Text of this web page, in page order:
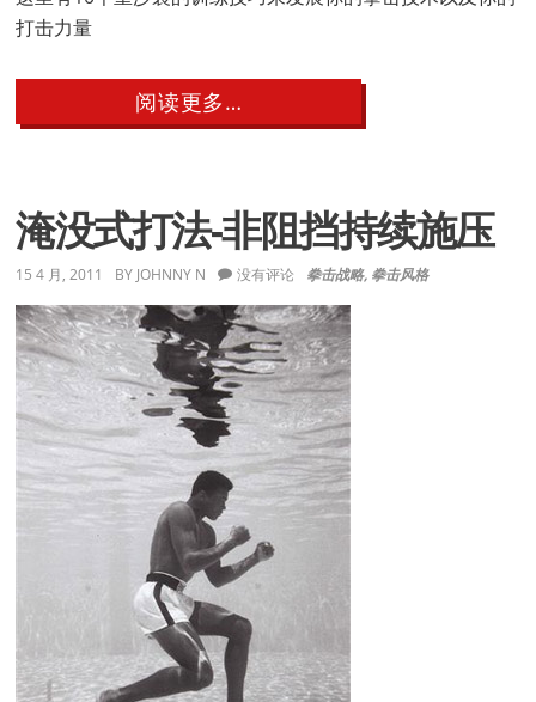
打击力量
阅读更多…
10
袋
的
训
练
巧
淹没式打法-非阻挡持续施压
15 4 月, 2011 BY JOHNNY N 拳击战略, 拳击风格
没有评论